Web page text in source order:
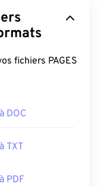
PAGES
DOC
TXT
PDF